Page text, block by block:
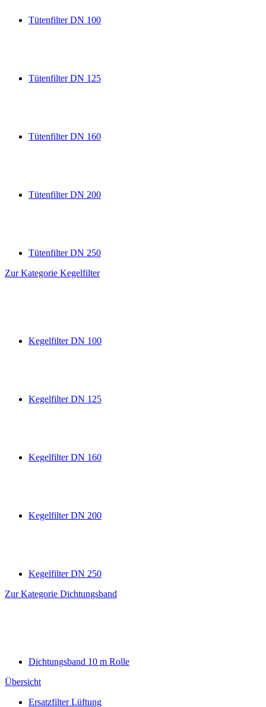
Tütenfilter DN 100
Tütenfilter DN 125
Tütenfilter DN 160
Tütenfilter DN 200
Tütenfilter DN 250
Zur Kategorie Kegelfilter
Kegelfilter DN 100
Kegelfilter DN 125
Kegelfilter DN 160
Kegelfilter DN 200
Kegelfilter DN 250
Zur Kategorie Dichtungsband
Dichtungsband 10 m Rolle
Übersicht
Ersatzfilter Lüftung